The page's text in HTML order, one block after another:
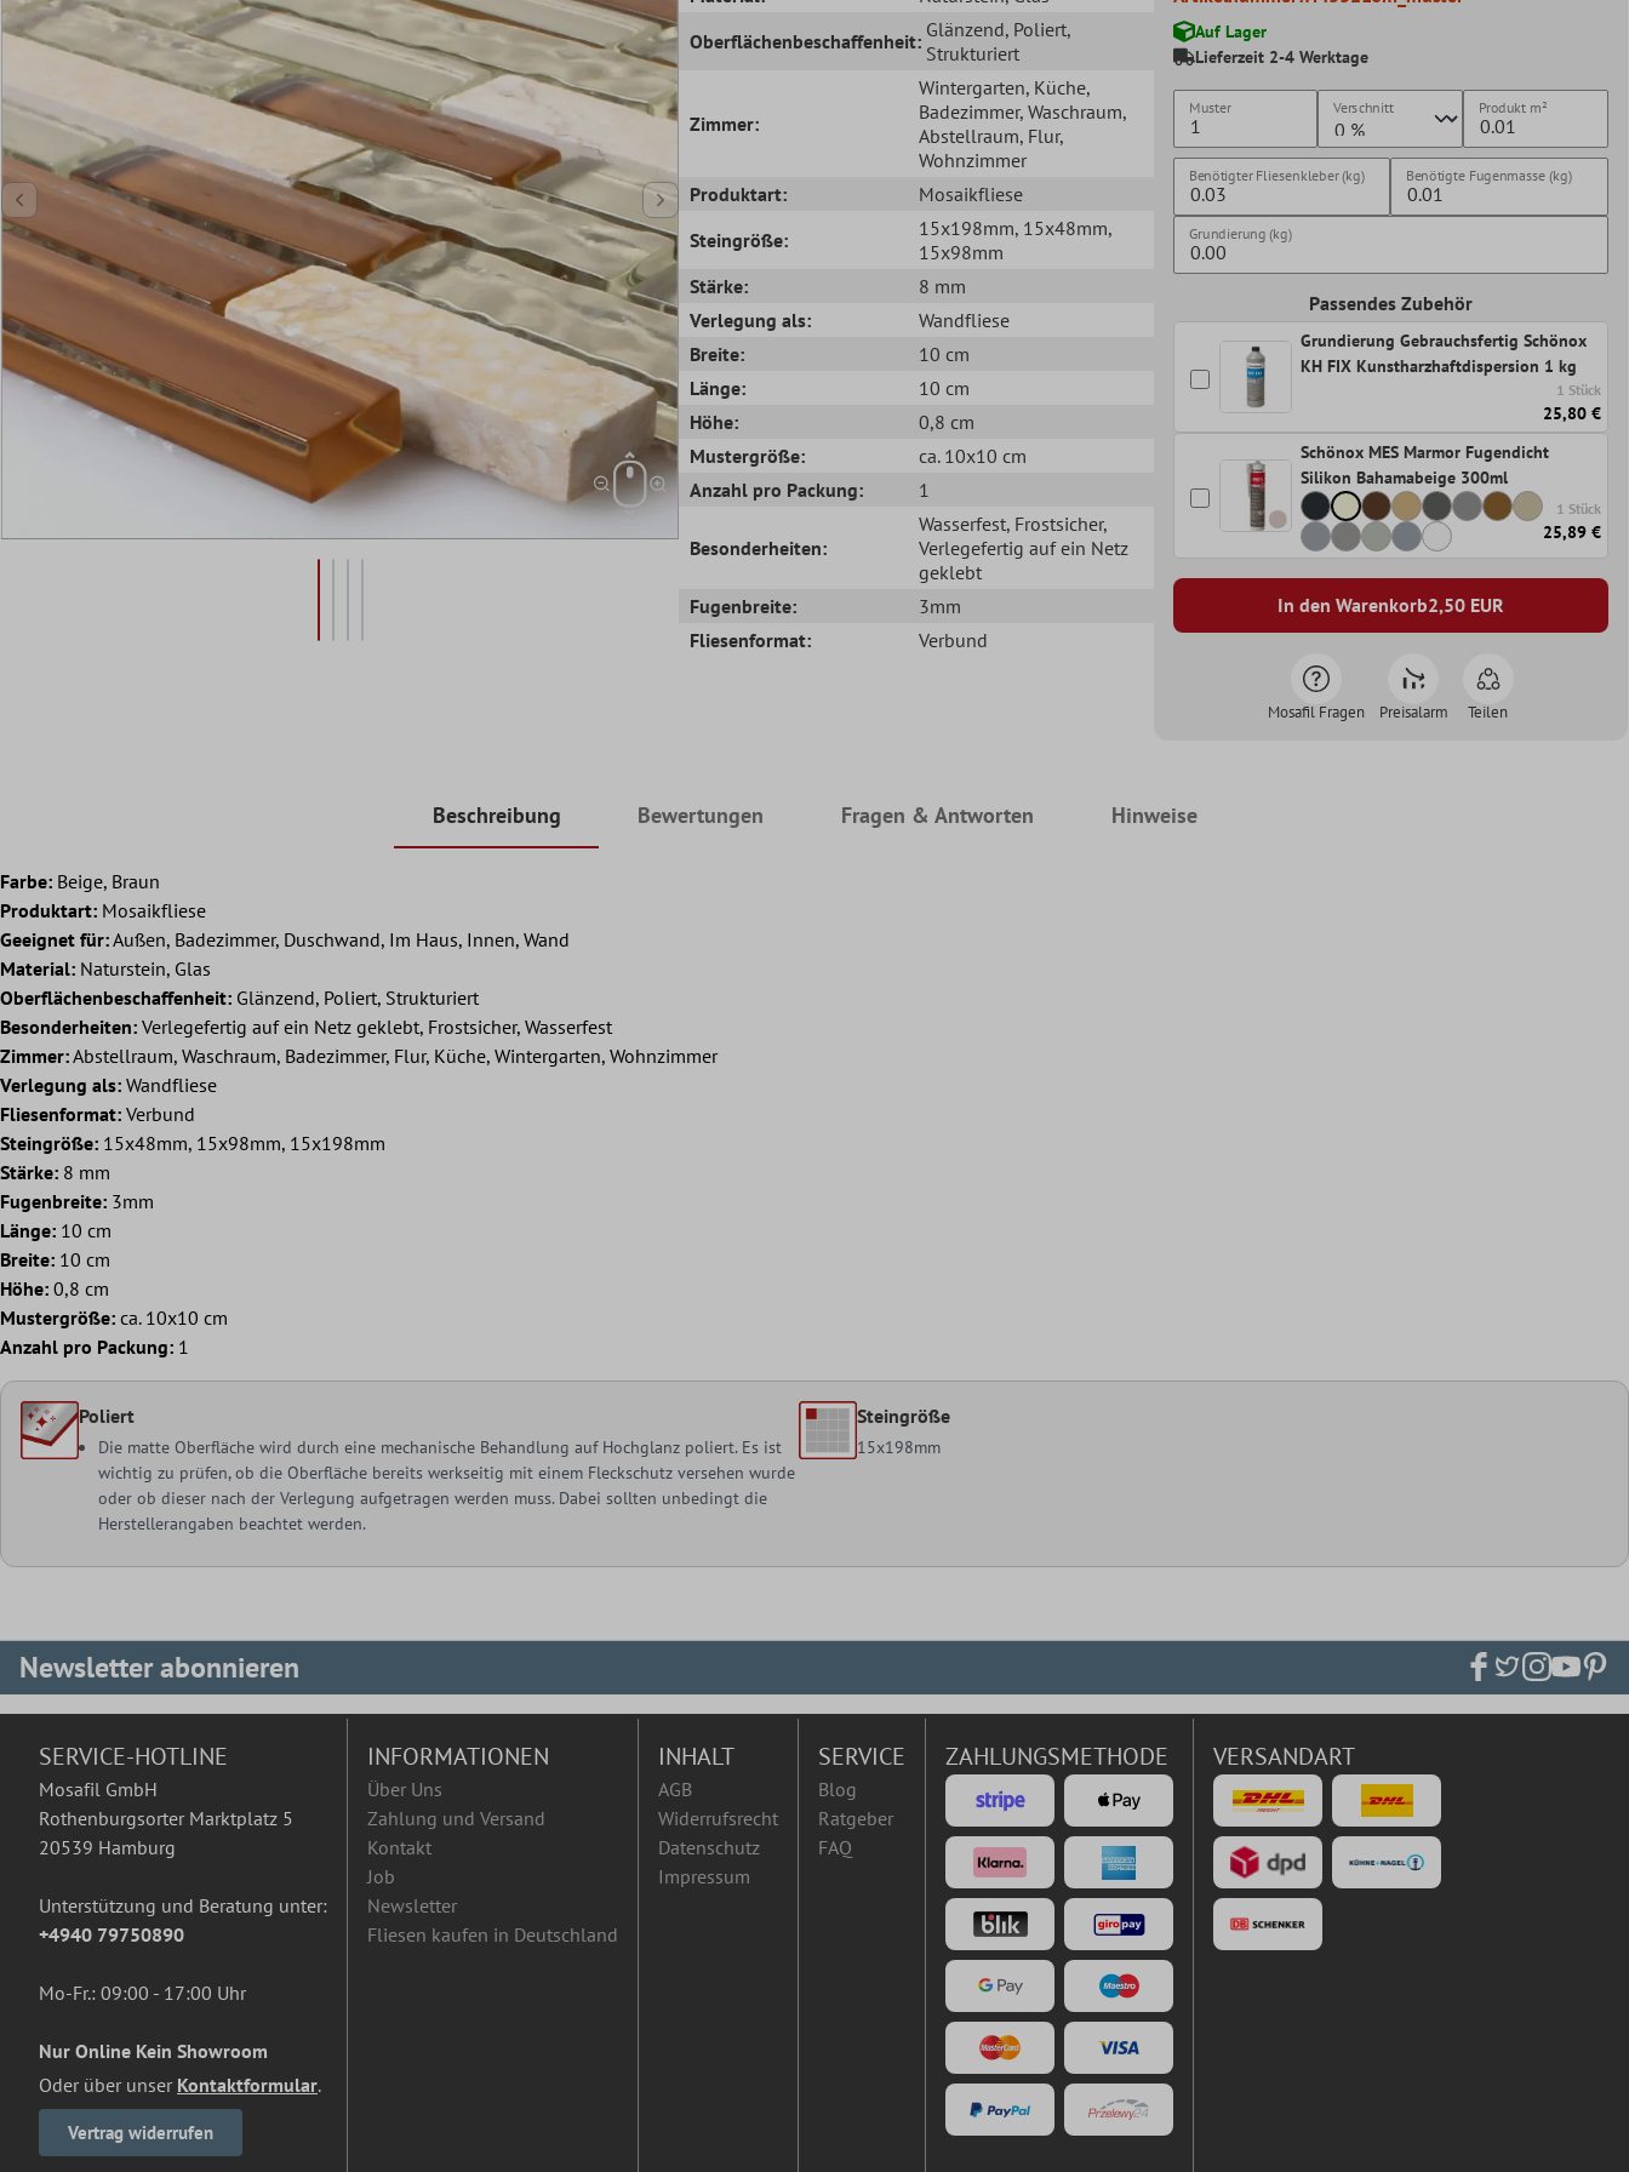
Oberflächenbeschaffenheit: Glänzend, Poliert,
Strukturiert
Zimmer:
Wintergarten, Küche,
Badezimmer, Waschraum,
Abstellraum, Flur,
Wohnzimmer
Produktart:
Mosaikfliese
Steingröße:
15x198mm, 15x48mm,
15x98mm
Stärke:
8 mm
Verlegung als:
Wandfliese
Breite:
10 cm
Länge:
10 cm
Höhe:
0,8 cm
Mustergröße:
ca. 10x10 cm
Anzahl pro Packung:
1
Besonderheiten:
Wasserfest, Frostsicher,
Verlegefertig auf ein Netz
geklebt
Fugenbreite:
3mm
Fliesenformat:
Verbund
Auf Lager
Lieferzeit 2-4 Werktage
Muster Verschnitt Produkt m²
Benötigter Fliesenkleber (kg) Benötigte Fugenmasse (kg)
Grundierung (kg)
Passendes Zubehör
Grundierung Gebrauchsfertig Schönox
KH FIX Kunstharzhaftdispersion 1 kg
1 Stück
25,80 €
Schönox MES Marmor Fugendicht
Silikon Bahamabeige 300ml
1 Stück
25,89 €
In den Warenkorb2,50EUR
Mosafil Fragen Preisalarm Teilen
Beschreibung Bewertungen Fragen & Antworten Hinweise
Farbe: Beige, Braun
Produktart: Mosaikfliese
Geeignet für:Außen, Badezimmer, Duschwand, Im Haus, Innen, Wand
Material: Naturstein, Glas
Oberflächenbeschaffenheit: Glänzend, Poliert, Strukturiert
Besonderheiten: Verlegefertig auf ein Netz geklebt, Frostsicher, Wasserfest
Zimmer:Abstellraum, Waschraum, Badezimmer, Flur, Küche, Wintergarten, Wohnzimmer
Verlegung als: Wandfliese
Fliesenformat: Verbund
Steingröße: 15x48mm, 15x98mm, 15x198mm
Stärke: 8 mm
Fugenbreite: 3mm
Länge: 10 cm
Breite: 10 cm
Höhe: 0,8 cm
Mustergröße: ca. 10x10 cm
Anzahl pro Packung: 1
Poliert
Die matte Oberfläche wird durch eine mechanische Behandlung auf Hochglanz poliert. Es ist
wichtig zu prüfen, ob die Oberfläche bereits werkseitig mit einem Fleckschutz versehen wurde
oder ob dieser nach der Verlegung aufgetragen werden muss. Dabei sollten unbedingt die
Herstellerangaben beachtet werden.
Steingröße
15x198mm
Newsletter abonnieren
SERVICE-HOTLINE
Mosafil GmbH
Rothenburgsorter Marktplatz 5
20539 Hamburg
Unterstützung und Beratung unter:
+4940 79750890
Mo-Fr.: 09:00 - 17:00 Uhr
Nur Online Kein Showroom
Oder über unser Kontaktformular.
Vertrag widerrufen
INFORMATIONEN
Über Uns
Zahlung und Versand
Kontakt
Job
Newsletter
Fliesen kaufen in Deutschland
INHALT
AGB
Widerrufsrecht
Datenschutz
Impressum
SERVICE
Blog
Ratgeber
FAQ
ZAHLUNGSMETHODE VERSANDART